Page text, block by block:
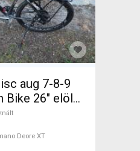
aug 7-8-9
Bike 26" elöl
Deore
Deore XT